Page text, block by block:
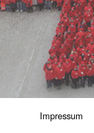
Impressum